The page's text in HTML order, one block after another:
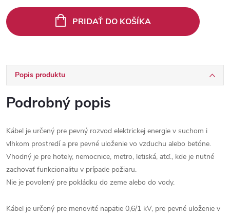
cena:
PRIDAŤ DO KOŠÍKA
Popis produktu
Podrobný popis
Kábel je určený pre pevný rozvod elektrickej energie v suchom i
vlhkom prostredí a pre pevné uloženie vo vzduchu alebo betóne.
Vhodný je pre hotely, nemocnice, metro, letiská, atď., kde je nutné
zachovať funkcionalitu v prípade požiaru.
Nie je povolený pre pokládku do zeme alebo do vody.
Kábel je určený pre menovité napätie 0,6/1 kV, pre pevné uloženie v